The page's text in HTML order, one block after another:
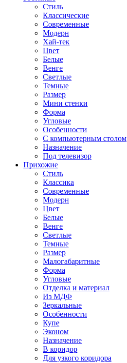
Стиль
Классические
Современные
Модерн
Хай-тек
Цвет
Белые
Венге
Светлые
Темные
Размер
Мини стенки
Форма
Угловые
Особенности
С компьютерным столом
Назначение
Под телевизор
Прихожие
Стиль
Классика
Современные
Модерн
Цвет
Белые
Венге
Светлые
Темные
Размер
Малогабаритные
Форма
Угловые
Отделка и материал
Из МДФ
Зеркальные
Особенности
Купе
Эконом
Назначение
В коридор
Для узкого коридора